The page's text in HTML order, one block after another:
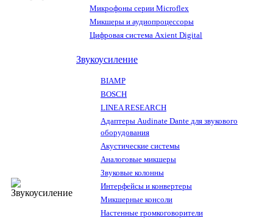
Микрофоны серии Microflex
Микшеры и аудиопроцессоры
Цифровая система Axient Digital
Звукоусиление
BIAMP
BOSCH
LINEA RESEARCH
Адаптеры Audinate Dante для звукового
оборудования
Акустические системы
Аналоговые микшеры
Звуковые колонны
Интерфейсы и конвертеры
Микшерные консоли
Настенные громкоговорители